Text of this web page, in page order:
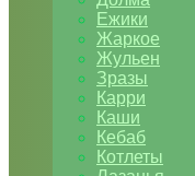
Ежики
Жаркое
Жульен
Зразы
Карри
Каши
Кебаб
Котлеты